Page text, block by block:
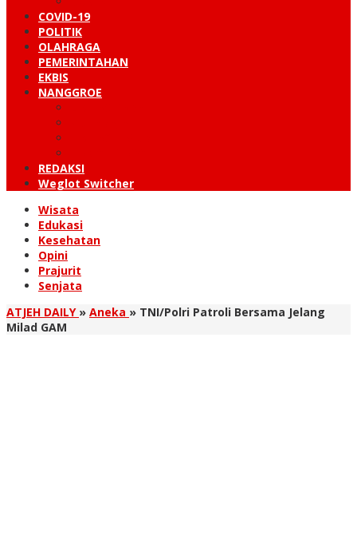
COVID-19
POLITIK
OLAHRAGA
PEMERINTAHAN
EKBIS
NANGGROE
REDAKSI
Weglot Switcher
Wisata
Edukasi
Kesehatan
Opini
Prajurit
Senjata
ATJEH DAILY » Aneka » TNI/Polri Patroli Bersama Jelang
Milad GAM